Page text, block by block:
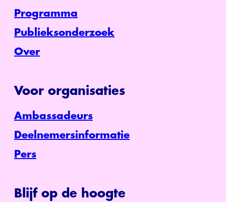
Programma
Publieksonderzoek
Over
Voor organisaties
Ambassadeurs
Deelnemersinformatie
Pers
Blijf op de hoogte